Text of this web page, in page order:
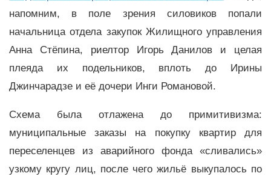
напомним, в поле зрения силовиков попали
начальница отдела закупок Жилищного управления
Анна Стёпина, риелтор Игорь Данилов и целая
плеяда их подельников, вплоть до Ирины
Джинчарадзе и её дочери Инги Романовой.
Схема была отлажена до примитивизма:
муниципальные заказы на покупку квартир для
переселенцев из аварийного фонда «сливались»
узкому кругу лиц, после чего жильё выкупалось по